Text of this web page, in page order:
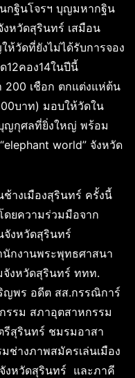
นกฐินโจรฯ บุญมหากฐิน
หวัดสุรินทร์ เสมือน
ห้วัดที่ยังไม่ได้รับการจอง
12คอง14ในปีนี้
200 เชือก ตกแต่งแห่ต้น
บาท) มอบให้วัดใน
ญกุศลที่ยิ่งใหญ่ พร้อม
world” จังหวัด
างเมืองสุรินทร์ ครั้งนี้
ดยความร่วมมือจาก
จังหวัดสุรินทร์
กงานพระพุทธศาสนา
งหวัดสุรินทร์ ททท.
ญพร อดีต สส.กรรณิการ์
รรม สภาอุตสาหกรรม
สุรินทร์ ชมรมอาสา
ช่างภาพสมัครเล่นเมือง
งหวัดสุรินทร์ และภาคี